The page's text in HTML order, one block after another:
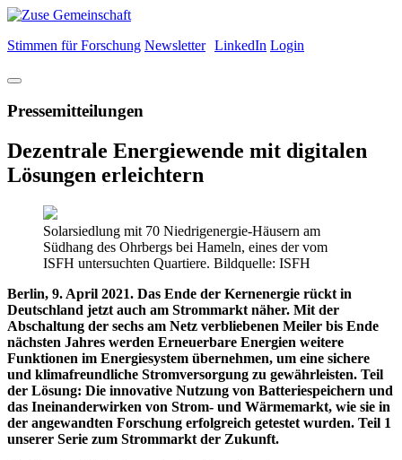
Stimmen für Forschung Newsletter LinkedIn Login
Pressemitteilungen
Dezentrale Energiewende mit digitalen
Lösungen erleichtern
Solarsiedlung mit 70 Niedrigenergie-Häusern am
Südhang des Ohrbergs bei Hameln, eines der vom
ISFH untersuchten Quartiere. Bildquelle: ISFH
Berlin, 9. April 2021. Das Ende der Kernenergie rückt in
Deutschland jetzt auch am Strommarkt näher. Mit der
Abschaltung der sechs am Netz verbliebenen Meiler bis Ende
nächsten Jahres werden Erneuerbare Energien weitere
Funktionen im Energiesystem übernehmen, um eine sichere
und klimafreundliche Stromversorgung zu gewährleisten. Teil
der Lösung: Die innovative Nutzung von Batteriespeichern und
das Ineinanderwirken von Strom- und Wärmemarkt, wie sie in
der angewandten Forschung erfolgreich getestet wurden. Teil 1
unserer Serie zum Strommarkt der Zukunft.